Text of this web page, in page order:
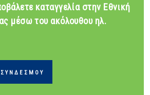
καταγγελία στην Εθνική
μέσω του ακόλουθου ηλ.